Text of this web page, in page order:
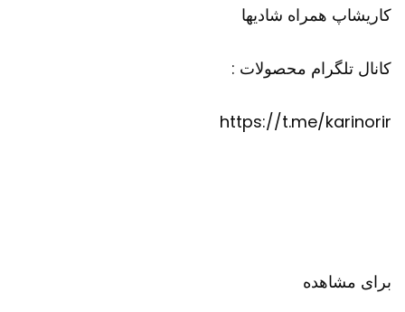
کاریشاپ همراه شادیها
کانال تلگرام محصولات :
https://t.me/karinorir
برای مشاهده